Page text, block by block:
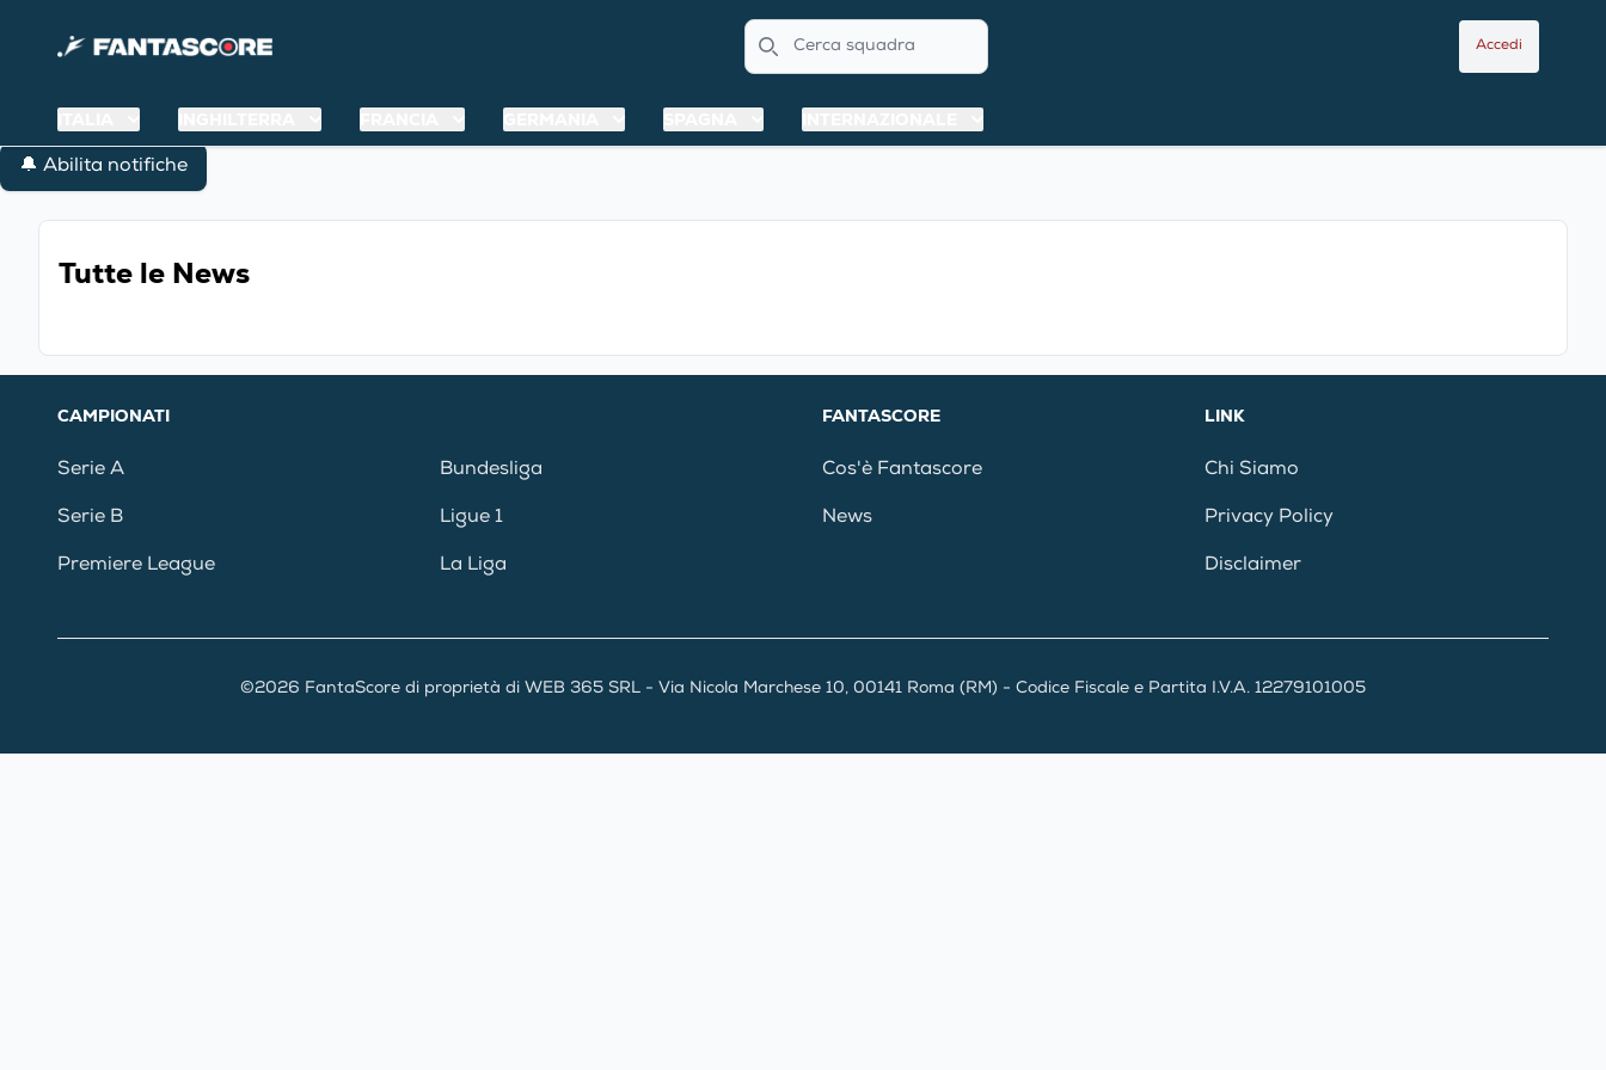
Search
Accedi
🔔 Abilita notifiche
Tutte le News
CAMPIONATI
Serie A
Serie B
Premiere League
Bundesliga
Ligue 1
La Liga
FANTASCORE
Cos'è Fantascore
News
LINK
Chi Siamo
Privacy Policy
Disclaimer
©2026 FantaScore di proprietà di WEB 365 SRL - Via Nicola Marchese 10, 00141 Roma (RM) - Codice Fiscale e Partita I.V.A. 12279101005